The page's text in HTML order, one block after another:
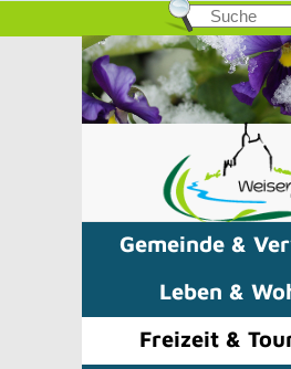
Gemeinde &
Leben &
Freizeit &